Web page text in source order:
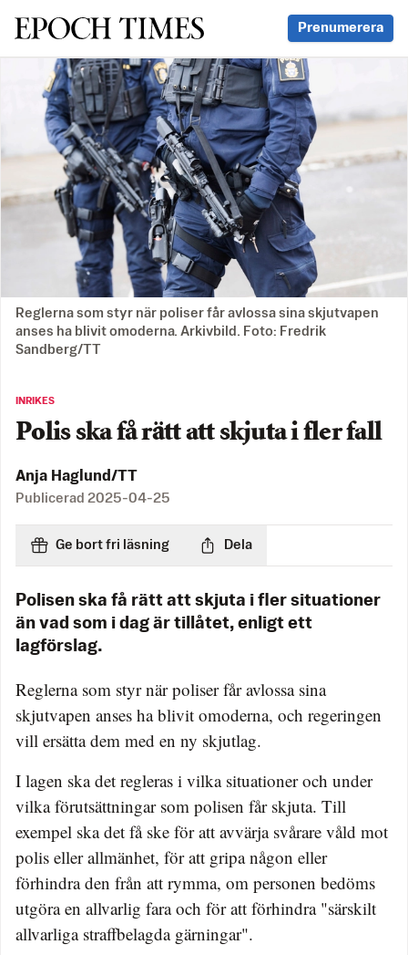
Svenska Epoch Times Prenumerera
Reglerna som styr när poliser får avlossa sina skjutvapen
anses ha blivit omoderna. Arkivbild. Foto: Fredrik
Sandberg/TT
INRIKES
Polis ska få rätt att skjuta i fler fall
Anja Haglund/TT
Publicerad 2025-04-25
Ge bort fri läsning Dela
Polisen ska få rätt att skjuta i fler situationer
än vad som i dag är tillåtet, enligt ett
lagförslag.
Reglerna som styr när poliser får avlossa sina
skjutvapen anses ha blivit omoderna, och regeringen
vill ersätta dem med en ny skjutlag.
I lagen ska det regleras i vilka situationer och under
vilka förutsättningar som polisen får skjuta. Till
exempel ska det få ske för att avvärja svårare våld mot
polis eller allmänhet, för att gripa någon eller
förhindra den från att rymma, om personen bedöms
utgöra en allvarlig fara och för att förhindra "särskilt
allvarliga straffbelagda gärningar".